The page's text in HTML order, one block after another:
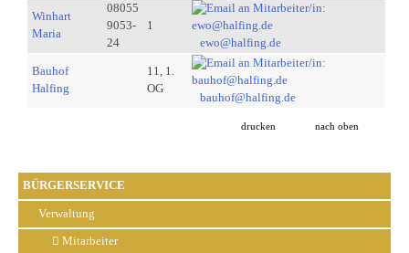
BÜRGERSERVICE
Verwaltung
Mitarbeiter
Winhart
Maria
08055
9053-
24
1
ewo@halfing.de
Bauhof
Halfing
11, 1.
OG
bauhof@halfing.de
drucken nach oben